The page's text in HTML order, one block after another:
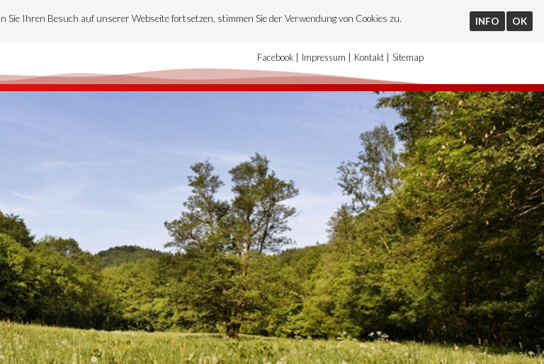
Ihren Besuch auf unserer Webseite fortsetzen, stimmen Sie der Verwendung von Cookies zu. INFO OK
Facebook Impressum Kontakt Sitemap